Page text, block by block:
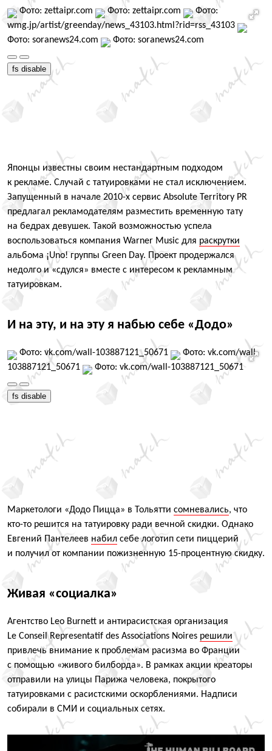
Фото: zettaipr.com Фото: zettaipr.com
Фото:
wmg.jp/artist/greenday/news_43103.html?rid=rss_43103
Фото: soranews24.com
Фото: soranews24.com
fs disable
Японцы известны своим нестандартным подходом
к рекламе. Случай с татуировками не стал исключением.
Запущенный в начале 2010-х сервис Absolute Territory PR
предлагал рекламодателям разместить временную тату
на бедрах девушек. Такой возможностью успела
воспользоваться компания Warner Music для раскрутки
альбома ¡Uno! группы Green Day. Проект продержался
недолго и «сдулся» вместе с интересом к рекламным
татуировкам.
И на эту, и на эту я набью себе «Додо»
Фото: vk.com/wall-103887121_50671
Фото: vk.com/wall-
103887121_50671
Фото: vk.com/wall-103887121_50671
fs disable
Маркетологи «Додо Пицца» в Тольятти сомневались, что
кто-то решится на татуировку ради вечной скидки. Однако
Евгений Пантелеев набил себе логотип сети пиццерий
и получил от компании пожизненную 15-процентную скидку.
Живая «социалка»
Агентство Leo Burnett и антирасистская организация
Le Conseil Representatif des Associations Noires решили
привлечь внимание к проблемам расизма во Франции
с помощью «живого билборда». В рамках акции креаторы
отправили на улицы Парижа человека, покрытого
татуировками с расистскими оскорблениями. Надписи
собирали в СМИ и социальных сетях.